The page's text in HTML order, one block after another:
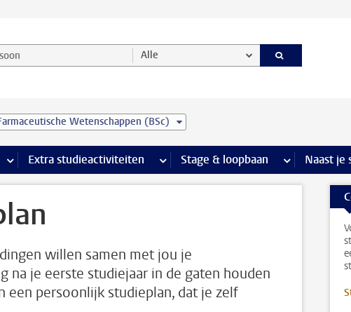
en selecteer categorie Alle
Wetenschappen (BSc)
pagina’s
meer Faciliteiten pagina’s
Extra studieactiviteiten meer Extra studieactiviteiten pagina’s
Stage & loopbaan meer Stage &
Naast je
willen samen met jou je
na je eerste studiejaar in de gaten houden
een persoonlijk studieplan, dat je zelf